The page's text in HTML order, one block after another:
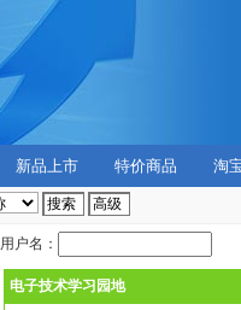
新品上市 特价商品 淘
用户名：
电子技术学习园地